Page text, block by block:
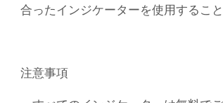
合ったインジケーターを使用すること
注意事項